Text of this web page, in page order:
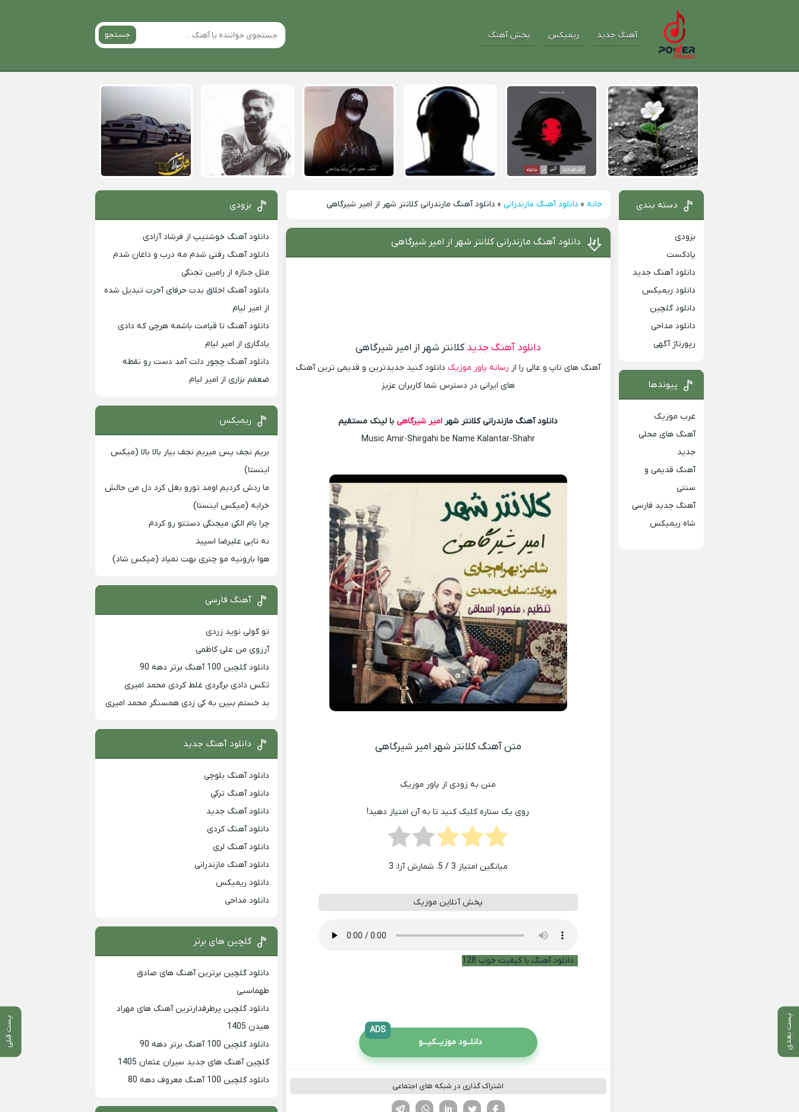
آهنگ جدید ریمیکس پخش آهنگ جستجو
خانه » دانلود آهنگ مازندرانی » دانلود آهنگ مازندرانی کلانتر شهر از امیر شیرگاهی
پست بعدی پست قبلی
دانلود آهنگ مازندرانی کلانتر شهر از امیر شیرگاهی
دانلود آهنگ جدید کلانتر شهر از امیر شیرگاهی
آهنگ های تاپ و عالی را از رسانه پاور موزیک دانلود کنید جدیدترین و قدیمی ترین آهنگ
های ایرانی در دسترس شما کاربران عزیز
دانلود آهنگ مازندرانی کلانتر شهر امیر شیرگاهی با لینک مستقیم
Music Amir-Shirgahi be Name Kalantar-Shahr
متن آهنگ کلانتر شهر امیر شیرگاهی
متن به زودی از پاور موزیک
روی یک ستاره کلیک کنید تا به آن امتیاز دهید!
میانگین امتیاز 3 / 5. شمارش آرا: 3
پخش آنلاین موزیک
دانلود آهنگ با کیفیت خوب 128
دانلــود موزیــکیـــو
ADS
اشتراک گذاری در شبکه های اجتماعی
لینکدین تویتر
فیسوک
دسته بندی
بزودی
پادکست
دانلود آهنگ جدید
دانلود ریمیکس
دانلود گلچین
دانلود مداحی
رپورتاژ آگهی
پیوندها
غرب موزیک
آهنگ های محلی
جدید
آهنگ قدیمی و
سنتی
آهنگ جدید فارسی
شاه ریمیکس
بزودی
دانلود آهنگ خوشتیپ از فرشاد آزادی
دانلود آهنگ رفتی شدم مه درب و داغان شدم
مثل جنازه از رامین تجنگی
دانلود آهنگ اخلاق بدت حرفای آخرت تبدیل شده
از امیر لیام
دانلود آهنگ تا قیامت باشمه هرچی که دادی
یادگاری از امیر لیام
دانلود آهنگ چجور دلت آمد دست رو نقطه
ضعفم بزاری از امیر لیام
ریمیکس
بریم نجف پس میریم نجف بیار بالا بالا (میکس
اینستا)
ما ردش کردیم اومد تورو بغل کرد دل من حالش
خرابه (میکس اینستا)
چرا بام الکی میجنگی دستتو رو کردم
نه تایی علیرضا اسپید
هوا بارونیه مو چتری بهت نمیاد (میکس شاد)
آهنگ فارسی
تو گولی نوید زردی
آرزوی من علی کاظمی
دانلود گلچین 100 آهنگ برتر دهه 90
تکس دادی برگردی غلط کردی محمد امیری
بد خستم ببین به کی زدی همسنگر محمد امیری
دانلود آهنگ جدید
دانلود آهنگ بلوچی
دانلود آهنگ ترکی
دانلود آهنگ جدید
دانلود آهنگ کردی
دانلود آهنگ لری
دانلود آهنگ مازندرانی
دانلود ریمیکس
دانلود مداحی
گلچین های برتر
دانلود گلچین برترین آهنگ های صادق
طهماسبی
دانلود گلچین پرطرفدارترین آهنگ های مهراد
هیدن 1405
دانلود گلچین 100 آهنگ برتر دهه 90
گلچین آهنگ های جدید سیران عثمان 1405
دانلود گلچین 100 آهنگ معروف دهه 80